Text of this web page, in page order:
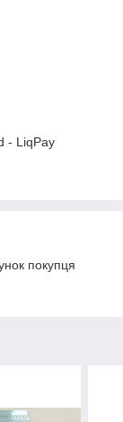
- LiqPay
покупця